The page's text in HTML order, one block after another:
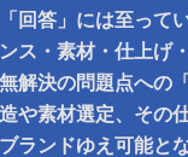
回答」には至って
ス・素材・仕上げ
解決の問題点への
や素材選定、その
ランドゆえ可能と